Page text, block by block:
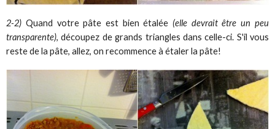
2-2) Quand votre pâte est bien étalée (elle devrait être un peu
transparente), découpez de grands triangles dans celle-ci. S'il vous
reste de la pâte, allez, on recommence à étaler la pâte!